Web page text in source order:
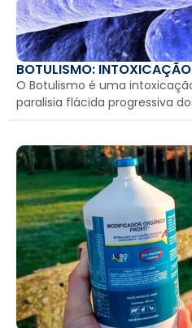
BOTULISMO:
O Botulismo é uma
paralisia flácida progressiva